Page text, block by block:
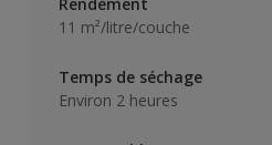
11 m²/litre/couche
Temps de séchage
Environ 2 heures